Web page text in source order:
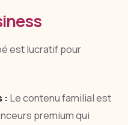
est lucratif pour
: Le contenu familial est
premium qui